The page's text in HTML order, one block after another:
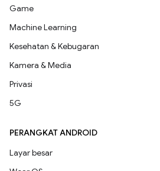
Game
Machine Learning
Kesehatan & Kebugaran
Kamera & Media
Privasi
5G
PERANGKAT ANDROID
Layar besar